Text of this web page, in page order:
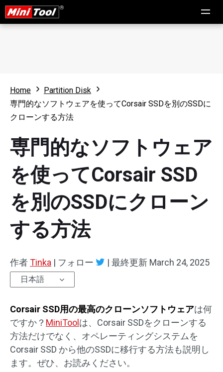
Home
Partition Disk
専門的なソフトウェアを使ってCorsair SSDを別のSSDに
クローンする方法
専門的なソフトウェア
を使ってCorsair SSD
を別のSSDにクローン
する方法
作者Tinka | フォロー | 最終更新 March 24, 2025
日本語
Corsair SSD用の最高のクローンソフトウェアは何
ですか？ MiniTool は、Corsair SSDをクローンする
方法だけでなく、オペレーティングシステムを
Corsair SSD から他のSSDに移行する方法も説明し
ます。ぜひ、お読みください。